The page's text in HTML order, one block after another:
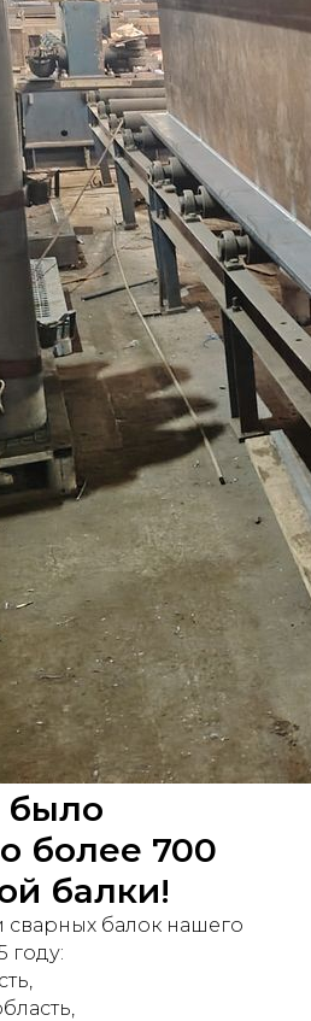
было
более 700
балки!
сварных балок нашего
году: